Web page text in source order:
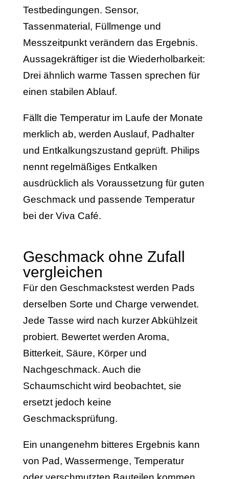
Testbedingungen. Sensor,
Tassenmaterial, Füllmenge und
Messzeitpunkt verändern das Ergebnis.
Aussagekräftiger ist die Wiederholbarkeit:
Drei ähnlich warme Tassen sprechen für
einen stabilen Ablauf.
Fällt die Temperatur im Laufe der Monate
merklich ab, werden Auslauf, Padhalter
und Entkalkungszustand geprüft. Philips
nennt regelmäßiges Entkalken
ausdrücklich als Voraussetzung für guten
Geschmack und passende Temperatur
bei der Viva Café.
Geschmack ohne Zufall
vergleichen
Für den Geschmackstest werden Pads
derselben Sorte und Charge verwendet.
Jede Tasse wird nach kurzer Abkühlzeit
probiert. Bewertet werden Aroma,
Bitterkeit, Säure, Körper und
Nachgeschmack. Auch die
Schaumschicht wird beobachtet, sie
ersetzt jedoch keine
Geschmacksprüfung.
Ein unangenehm bitteres Ergebnis kann
von Pad, Wassermenge, Temperatur